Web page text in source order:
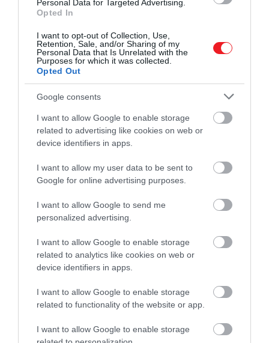
Personal Data for Targeted Advertising.
Opted In
I want to opt-out of Collection, Use,
Retention, Sale, and/or Sharing of my
Personal Data that Is Unrelated with the
Purposes for which it was collected.
Opted Out
Google consents
I want to allow Google to enable storage
related to advertising like cookies on web or
device identifiers in apps.
I want to allow my user data to be sent to
Google for online advertising purposes.
I want to allow Google to send me
personalized advertising.
I want to allow Google to enable storage
related to analytics like cookies on web or
device identifiers in apps.
I want to allow Google to enable storage
related to functionality of the website or app.
I want to allow Google to enable storage
Illusztráció
Ground Picture/Shutterstock.com
Az alkohol kalóriatartalmát sokan hajlamosak
pedig grammonként majdnem annyi energiát
tartalmaz, mint a zsír. Acukrozott likőrök és az
különösen problémásak: nemcsak az
alkohol, hanem a hozzáadott cukor is emeli az
poharanként akár egy nagyobb desszerttel is
felérhet, miközben nem kelt jóllakottságérzetet.
Ehhez képest egy pohár száraz bor vagy egy tisztán
kevesebb plusz kalóriát jelent.Érdemes minden
alkoholos ital mellé vizet is inni
, ami nemcsak a
másnaposság kockázatát csökkenti, hanem lassítja